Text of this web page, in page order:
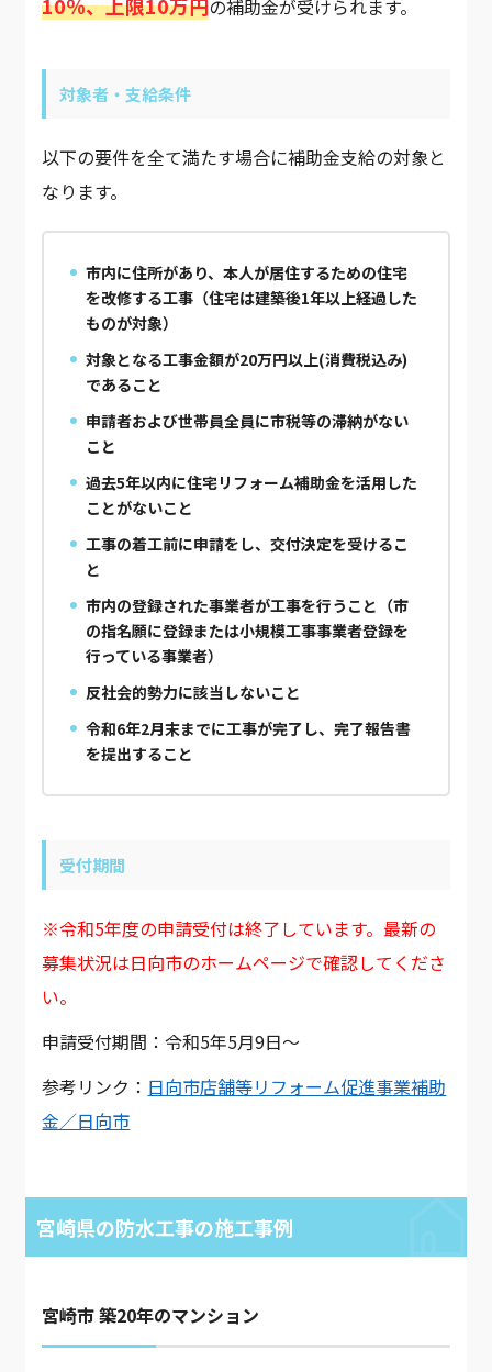
の補助金が受けられます。
対象者・支給条件
以下の要件を全て満たす場合に補助金支給の対象と
なります。
市内に住所があり、本人が居住するための住宅
を改修する工事（住宅は建築後1年以上経過した
ものが対象）
対象となる工事金額が20万円以上(消費税込み)
であること
申請者および世帯員全員に市税等の滞納がない
こと
過去5年以内に住宅リフォーム補助金を活用した
ことがないこと
工事の着工前に申請をし、交付決定を受けるこ
と
市内の登録された事業者が工事を行うこと（市
の指名願に登録または小規模工事事業者登録を
行っている事業者）
反社会的勢力に該当しないこと
令和6年2月末までに工事が完了し、完了報告書
を提出すること
受付期間
※令和5年度の申請受付は終了しています。最新の
募集状況は日向市のホームページで確認してくださ
い。
申請受付期間：令和5年5月9日～
参考リンク： 日向市店舗等リフォーム促進事業補助
金／日向市
宮崎県の防水工事の施工事例
宮崎市 築20年のマンション